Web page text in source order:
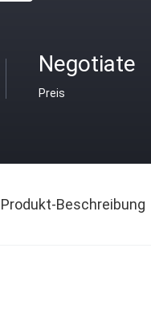
Negotiate
Preis
Produkt-Beschreibung